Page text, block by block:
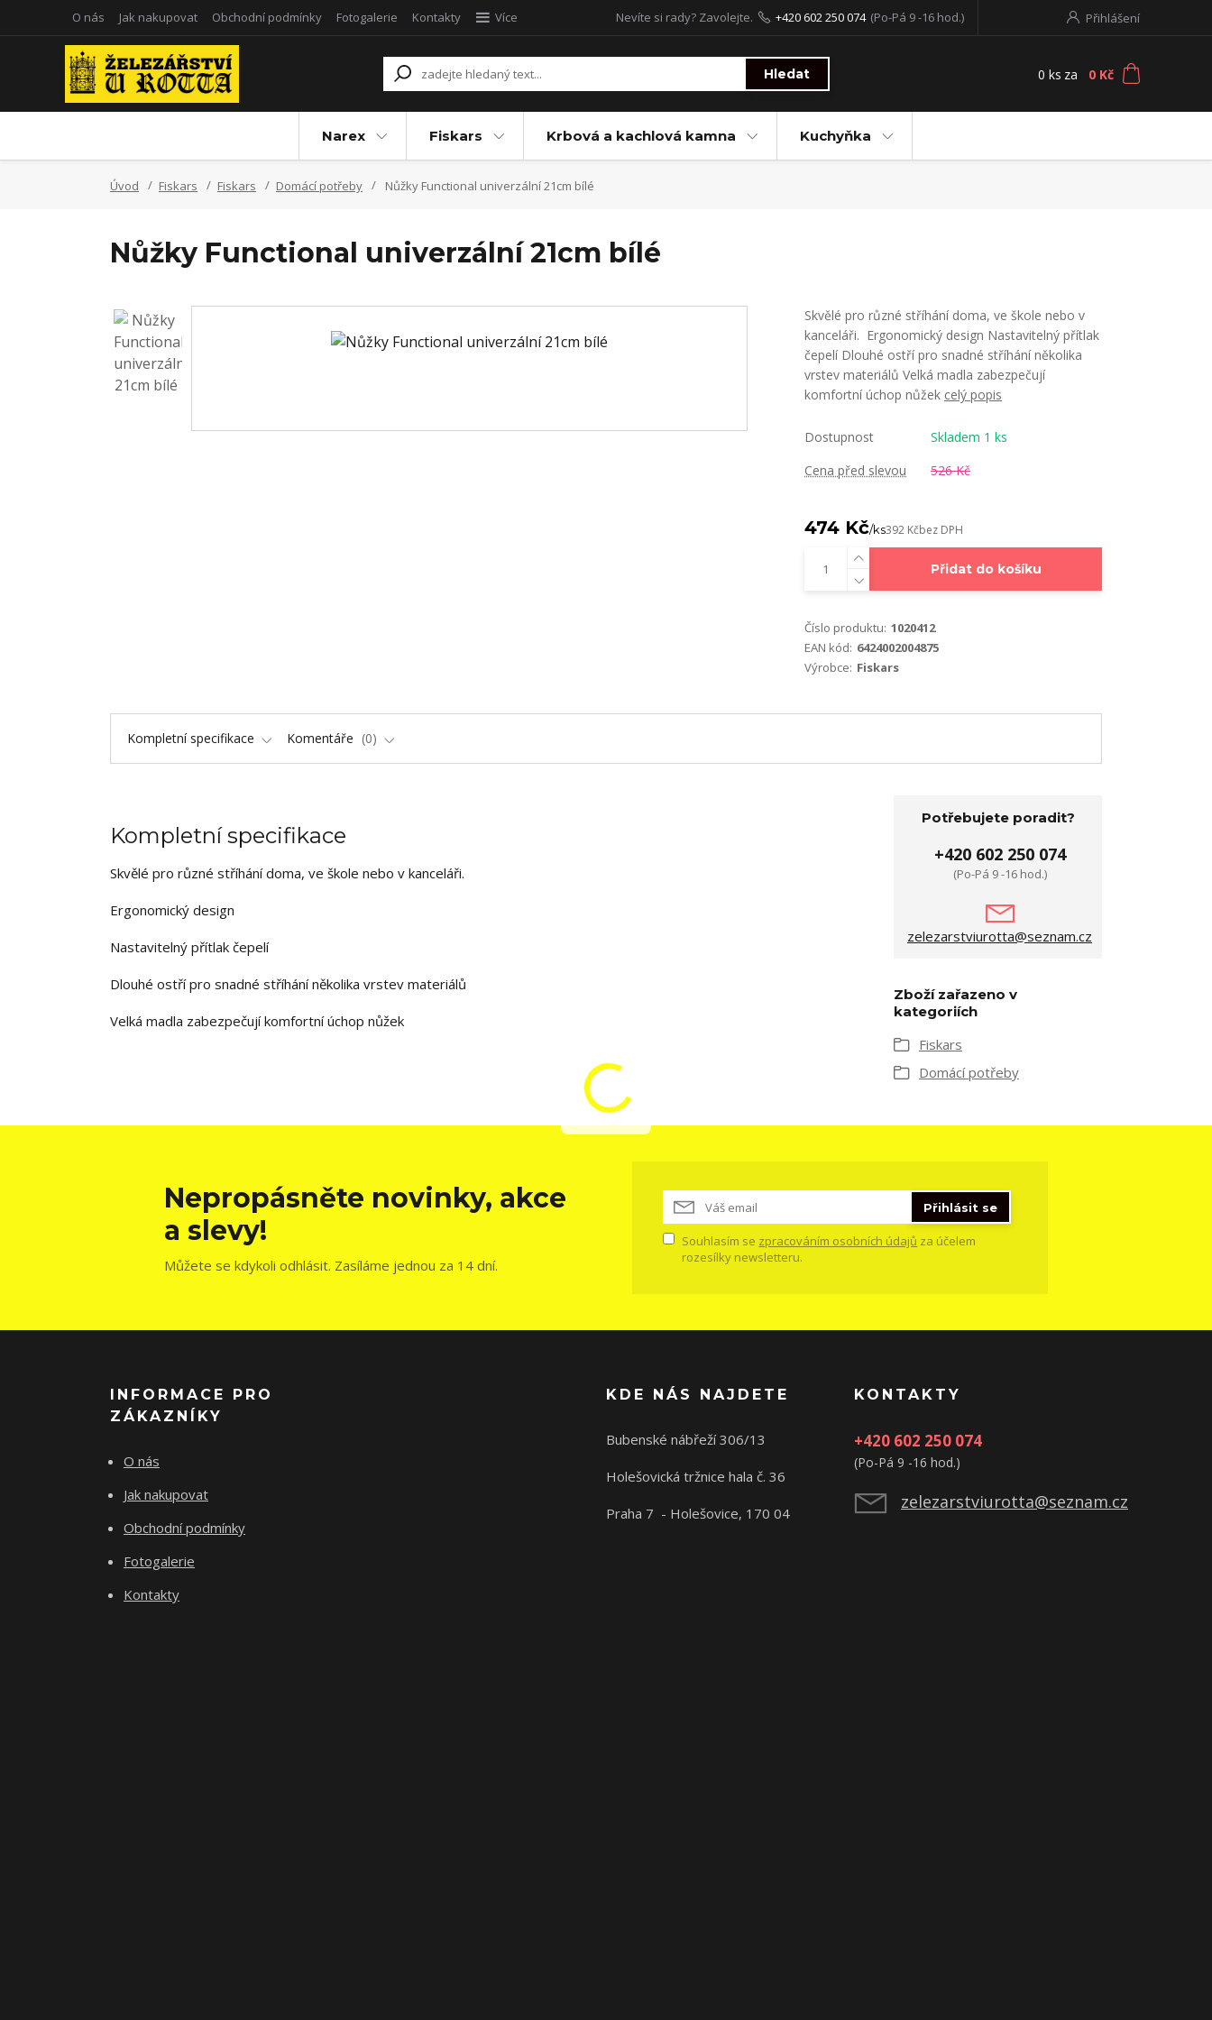
O nás Jak nakupovat Obchodní podmínky Fotogalerie Kontakty Více Přihlášení
Hledat
Nevíte si rady? Zavolejte. +420 602 250 074 (Po-Pá 9 -16 hod.)
0 ks za 0 Kč
Narex Fiskars Krbová a kachlová kamna Kuchyňka
Úvod Fiskars Fiskars Domácí potřeby Nůžky Functional univerzální 21cm bílé
Nůžky Functional univerzální 21cm bílé
Skvělé pro různé stříhání doma, ve škole nebo v
kanceláři. Ergonomický design Nastavitelný přítlak
čepelí Dlouhé ostří pro snadné stříhání několika
vrstev materiálů Velká madla zabezpečují
komfortní úchop nůžek celý popis
Dostupnost
Skladem 1 ks
Cena před slevou
526 Kč
474 Kč/ks392 Kčbez DPH
Přidat do košíku
Číslo produktu: 1020412
EAN kód: 6424002004875
Výrobce: Fiskars
Kompletní specifikace Komentáře 0
Kompletní specifikace
Skvělé pro různé stříhání doma, ve škole nebo v kanceláři.
Ergonomický design
Nastavitelný přítlak čepelí
Dlouhé ostří pro snadné stříhání několika vrstev materiálů
Velká madla zabezpečují komfortní úchop nůžek
Potřebujete poradit?
+420 602 250 074
(Po-Pá 9 -16 hod.)
zelezarstviurotta@seznam.cz
Zboží zařazeno v
kategoriích
Fiskars
Domácí potřeby
Nepropásněte novinky, akce
a slevy!
Můžete se kdykoli odhlásit. Zasíláme jednou za 14 dní.
Přihlásit se
Souhlasím se zpracováním osobních údajů za účelem
rozesílky newsletteru.
INFORMACE PRO
ZÁKAZNÍKY
O nás
Jak nakupovat
Obchodní podmínky
Fotogalerie
Kontakty
KDE NÁS NAJDETE
Bubenské nábřeží 306/13
Holešovická tržnice hala č. 36
Praha 7 - Holešovice, 170 04
KONTAKTY
+420 602 250 074
(Po-Pá 9 -16 hod.)
zelezarstviurotta@seznam.cz